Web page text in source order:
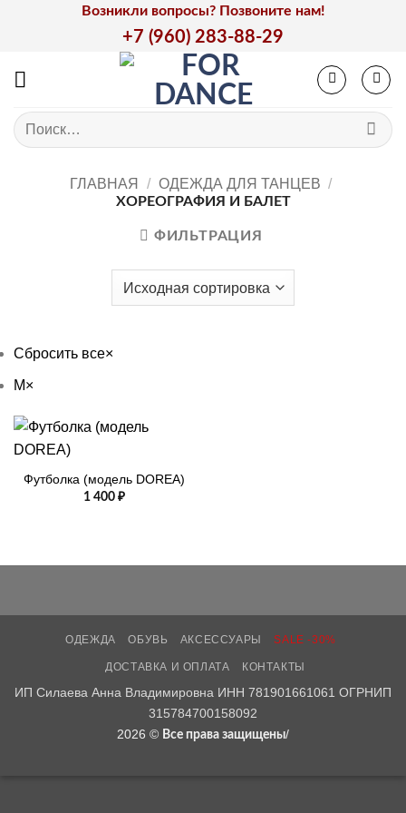
Возникли вопросы? Позвоните нам!
+7 (960) 283-88-29
Искать:
ГЛАВНАЯ / ОДЕЖДА ДЛЯ ТАНЦЕВ /
ХОРЕОГРАФИЯ И БАЛЕТ
ФИЛЬТРАЦИЯ
Сбросить все×
M×
Футболка (модель DOREA)
1 400 ₽
ОДЕЖДА ОБУВЬ АКСЕССУАРЫ SALE -30%
ДОСТАВКА И ОПЛАТА КОНТАКТЫ
ИП Силаева Анна Владимировна ИНН 781901661061 ОГРНИП
315784700158092
2026 © Все права защищены/